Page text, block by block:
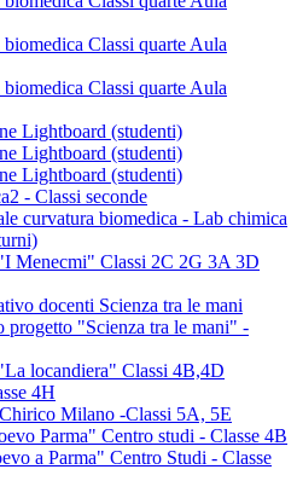
Classi quarte Aula
Classi quarte Aula
Lightboard (studenti)
Lightboard (studenti)
Lightboard (studenti)
- Classi seconde
curvatura biomedica - Lab chimica
Menecmi" Classi 2C 2G 3A 3D
docenti Scienza tra le mani
progetto "Scienza tra le mani" -
locandiera" Classi 4B,4D
4H
Milano -Classi 5A, 5E
Parma" Centro studi - Classe 4B
a Parma" Centro Studi - Classe